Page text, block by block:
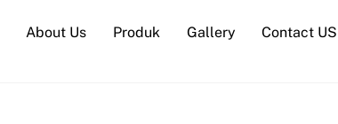
About Us Produk Gallery Contact US